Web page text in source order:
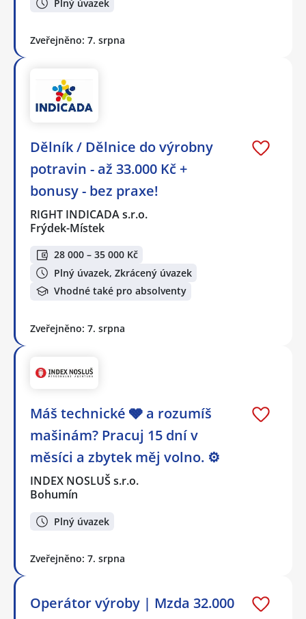
Plný úvazek
Zveřejněno: 7. srpna
Dělník / Dělnice do výrobny
potravin - až 33.000 Kč +
bonusy - bez praxe!
RIGHT INDICADA s.r.o.
Frýdek-Místek
28 000 – 35 000 Kč
Plný úvazek, Zkrácený úvazek
Vhodné také pro absolventy
Zveřejněno: 7. srpna
Máš technické 🩶 a rozumíš
mašinám? Pracuj 15 dní v
měsíci a zbytek měj volno. ⚙
INDEX NOSLUŠ s.r.o.
Bohumín
Plný úvazek
Zveřejněno: 7. srpna
Operátor výroby | Mzda 32.000